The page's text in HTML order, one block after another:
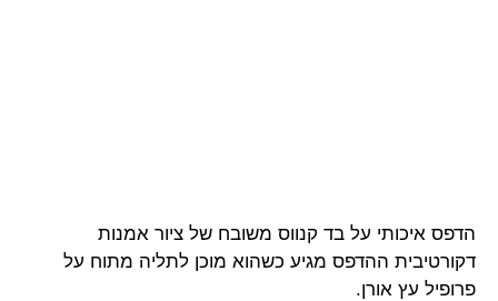
הדפס איכותי על בד קנווס משובח של ציור אמנות
דקורטיבית ההדפס מגיע כשהוא מוכן לתליה מתוח על
פרופיל עץ אורן.